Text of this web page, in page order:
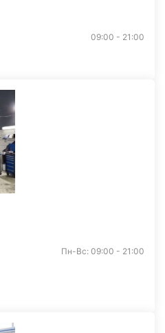
09:00 - 21:00
Пн-Вс: 09:00 - 21:00